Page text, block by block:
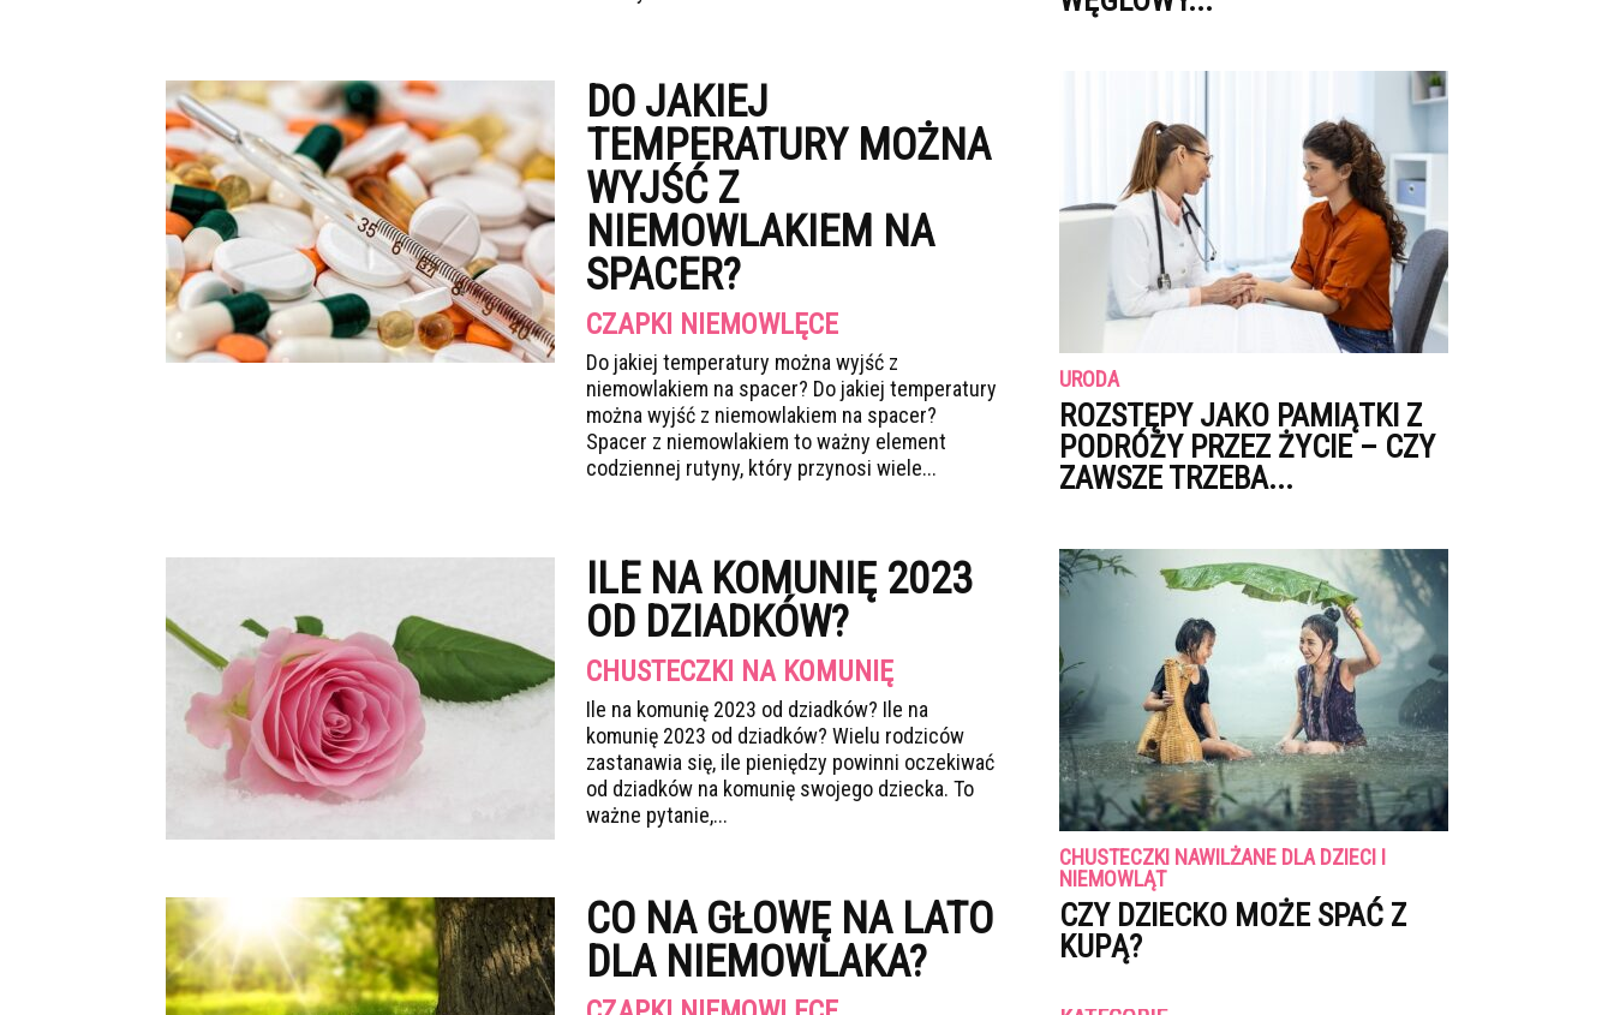
DO JAKIEJ
TEMPERATURY MOŻNA
WYJŚĆ Z
NIEMOWLAKIEM NA
SPACER?
CZAPKI NIEMOWLĘCE
Do jakiej temperatury można wyjść z
niemowlakiem na spacer? Do jakiej temperatury
można wyjść z niemowlakiem na spacer?
Spacer z niemowlakiem to ważny element
codziennej rutyny, który przynosi wiele...
ILE NA KOMUNIĘ 2023
OD DZIADKÓW?
CHUSTECZKI NA KOMUNIĘ
Ile na komunię 2023 od dziadków? Ile na
komunię 2023 od dziadków? Wielu rodziców
zastanawia się, ile pieniędzy powinni oczekiwać
od dziadków na komunię swojego dziecka. To
ważne pytanie,...
CO NA GŁOWĘ NA LATO
DLA NIEMOWLAKA?
URODA
ROZSTĘPY JAKO PAMIĄTKI Z
PODRÓŻY PRZEZ ŻYCIE – CZY
ZAWSZE TRZEBA...
CHUSTECZKI NAWILŻANE DLA DZIECI I
NIEMOWLĄT
CZY DZIECKO MOŻE SPAĆ Z
KUPĄ?